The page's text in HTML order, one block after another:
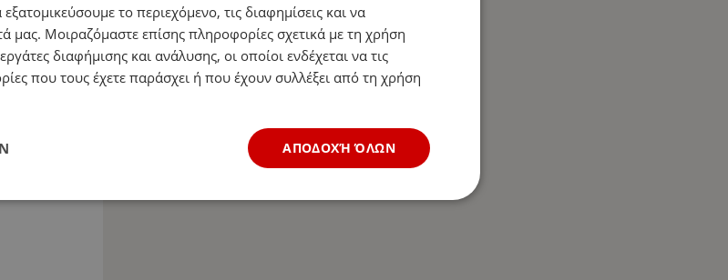
το περιεχόμενο, τις διαφημίσεις και να
μας. Μοιραζόμαστε επίσης πληροφορίες σχετικά με τη χρήση
διαφήμισης και ανάλυσης, οι οποίοι ενδέχεται να τις
που τους έχετε παράσχει ή που έχουν συλλέξει από τη χρήση
ΑΠΟΔΟΧΉ ΌΛΩΝ